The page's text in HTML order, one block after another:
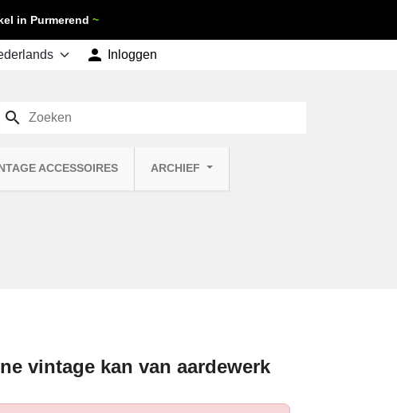
in Purmerend ~
 Inloggen
ACCESSOIRES ARCHIEF
search
vintage kan van aardewerk